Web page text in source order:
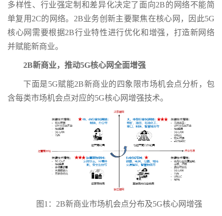
多样性、行业强定制和差异化决定了面向2B的网络不能简
单复用2C的网络。2B业务创新主要聚焦在核心网，因此5G
核心网需要根据2B行业特性进行优化和增强，打造新网络
并赋能新商业。
2B新商业，推动5G核心网全面增强
下面是5G赋能2B新商业的四象限市场机会点分析，包
含每类市场机会点对应的5G核心网增强技术。
图1：2B新商业市场机会点分布及5G核心网增强